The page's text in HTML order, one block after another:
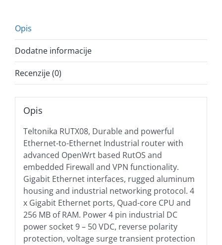
Opis
Dodatne informacije
Recenzije (0)
Opis
Teltonika RUTX08, Durable and powerful
Ethernet-to-Ethernet Industrial router with
advanced OpenWrt based RutOS and
embedded Firewall and VPN functionality.
Gigabit Ethernet interfaces, rugged aluminum
housing and industrial networking protocol. 4
x Gigabit Ethernet ports, Quad-core CPU and
256 MB of RAM. Power 4 pin industrial DC
power socket 9 – 50 VDC, reverse polarity
protection, voltage surge transient protection